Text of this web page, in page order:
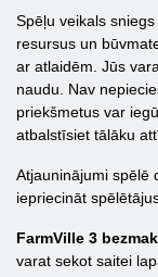
Spēļu veikals
resursus un
ar atlaidēm. Jūs
naudu. Nav
priekšmetus var
atbalstīsiet tālāku
Atjauninājumi spēlē
iepriecināt
FarmVille 3
varat sekot saitei